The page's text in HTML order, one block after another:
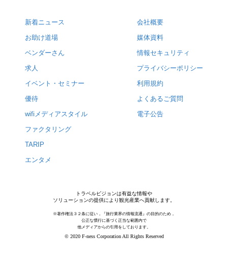
新着ニュース
お助け道場
ベンダーさん
求人
イベント・セミナー
優待
wifiメディアスタイル
ファクタリング
TARIP
エンタメ
会社概要
媒体資料
情報セキュリティ
プライバシーポリシー
利用規約
よくあるご質問
電子公告
トラベルビジョンは有益な情報や
ソリューションの提供により観光産業へ貢献します。
※著作権法３２条に従い，『旅行業界の情報流通』の目的のため，
公正な慣行に基づく正当な範囲内で
他メディアからの引用をしております。
© 2020 F-ness Corporation All Rights Reserved